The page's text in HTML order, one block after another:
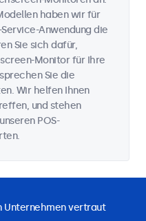
haben wir für
Anwendung die
Sie sich dafür,
Monitor für Ihre
Sie die
Wir helfen Ihnen
und stehen
POS-
Unternehmen vertraut